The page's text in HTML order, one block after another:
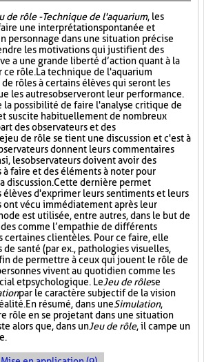
de rôle - Technique de l'aquarium, les
une interprétation spontanée et
personnage dans une situation précise
les motivations qui justifient des
a une grande liberté d’action quant à la
rôle. La technique de l'aquarium
rôles à certains élèves qui seront les
les autres observeront leur performance.
possibilité de faire l'analyse critique de
suscite habituellement de nombreux
des observateurs et des
jeu de rôle se tient une discussion et c'est à
donnent leurs commentaires
les observateurs doivent avoir des
à faire et des éléments à noter pour
discussion. Cette dernière permet
élèves d'exprimer leurs sentiments et leurs
ont vécu immédiatement après leur
est utilisée, entre autres, dans le but de
comme l’empathie de différents
certaines clientèles. Pour ce faire, elle
santé (par ex., pathologies visuelles,
de permettre à ceux qui jouent le rôle de
vivent au quotidien comme les
et psychologique. LeJeu de rôlese
par le caractère subjectif de la vision
En résumé, dans uneSimulation,
rôle en se projetant dans une situation
alors que, dans unJeu de rôle, il campe un